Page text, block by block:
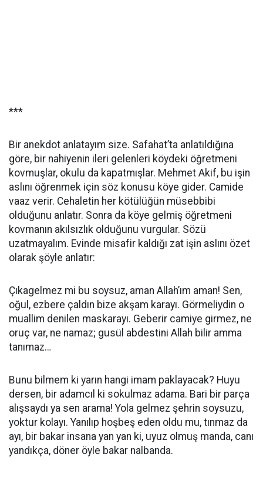
***
Bir anekdot anlatayım size. Safahat’ta anlatıldığına
göre, bir nahiyenin ileri gelenleri köydeki öğretmeni
kovmuşlar, okulu da kapatmışlar. Mehmet Akif, bu işin
aslını öğrenmek için söz konusu köye gider. Camide
vaaz verir. Cehaletin her kötülüğün müsebbibi
olduğunu anlatır. Sonra da köye gelmiş öğretmeni
kovmanın akılsızlık olduğunu vurgular. Sözü
uzatmayalım. Evinde misafir kaldığı zat işin aslını özet
olarak şöyle anlatır:
Çıkagelmez mi bu soysuz, aman Allah’ım aman! Sen,
oğul, ezbere çaldın bize akşam karayı. Görmeliydin o
muallim denilen maskarayı. Geberir camiye girmez, ne
oruç var, ne namaz; gusül abdestini Allah bilir amma
tanımaz…
Bunu bilmem ki yarın hangi imam paklayacak? Huyu
dersen, bir adamcıl ki sokulmaz adama. Bari bir parça
alışsaydı ya sen arama! Yola gelmez şehrin soysuzu,
yoktur kolayı. Yanılıp hoşbeş eden oldu mu, tınmaz da
ayı, bir bakar insana yan yan ki, uyuz olmuş manda, canı
yandıkça, döner öyle bakar nalbanda.